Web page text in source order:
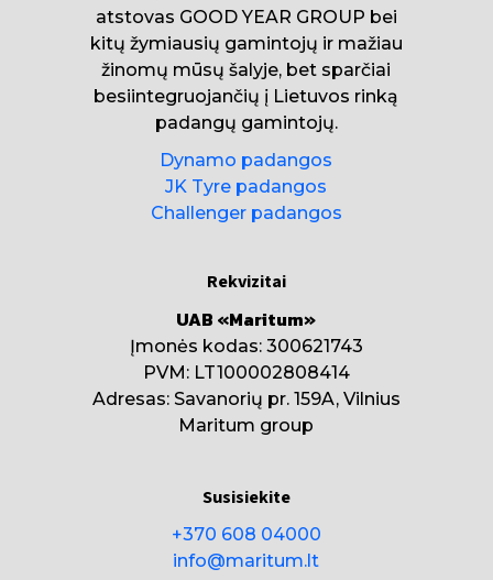
atstovas GOOD YEAR GROUP bei
kitų žymiausių gamintojų ir mažiau
žinomų mūsų šalyje, bet sparčiai
besiintegruojančių į Lietuvos rinką
padangų gamintojų.
Dynamo padangos
JK Tyre padangos
Challenger padangos
Rekvizitai
UAB «Maritum»
Įmonės kodas: 300621743
PVM: LT100002808414
Adresas: Savanorių pr. 159A, Vilnius
Maritum group
Susisiekite
+370 608 04000
info@maritum.lt